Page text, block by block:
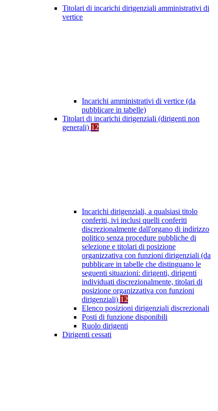
Titolari di incarichi dirigenziali amministrativi di
vertice
Incarichi amministrativi di vertice (da
pubblicare in tabelle)
Titolari di incarichi dirigenziali (dirigenti non
generali) 12
Incarichi dirigenziali, a qualsiasi titolo
conferiti, ivi inclusi quelli conferiti
discrezionalmente dall'organo di indirizzo
politico senza procedure pubbliche di
selezione e titolari di posizione
organizzativa con funzioni dirigenziali (da
pubblicare in tabelle che distinguano le
seguenti situazioni: dirigenti, dirigenti
individuati discrezionalmente, titolari di
posizione organizzativa con funzioni
dirigenziali) 12
Elenco posizioni dirigenziali discrezionali
Posti di funzione disponibili
Ruolo dirigenti
Dirigenti cessati